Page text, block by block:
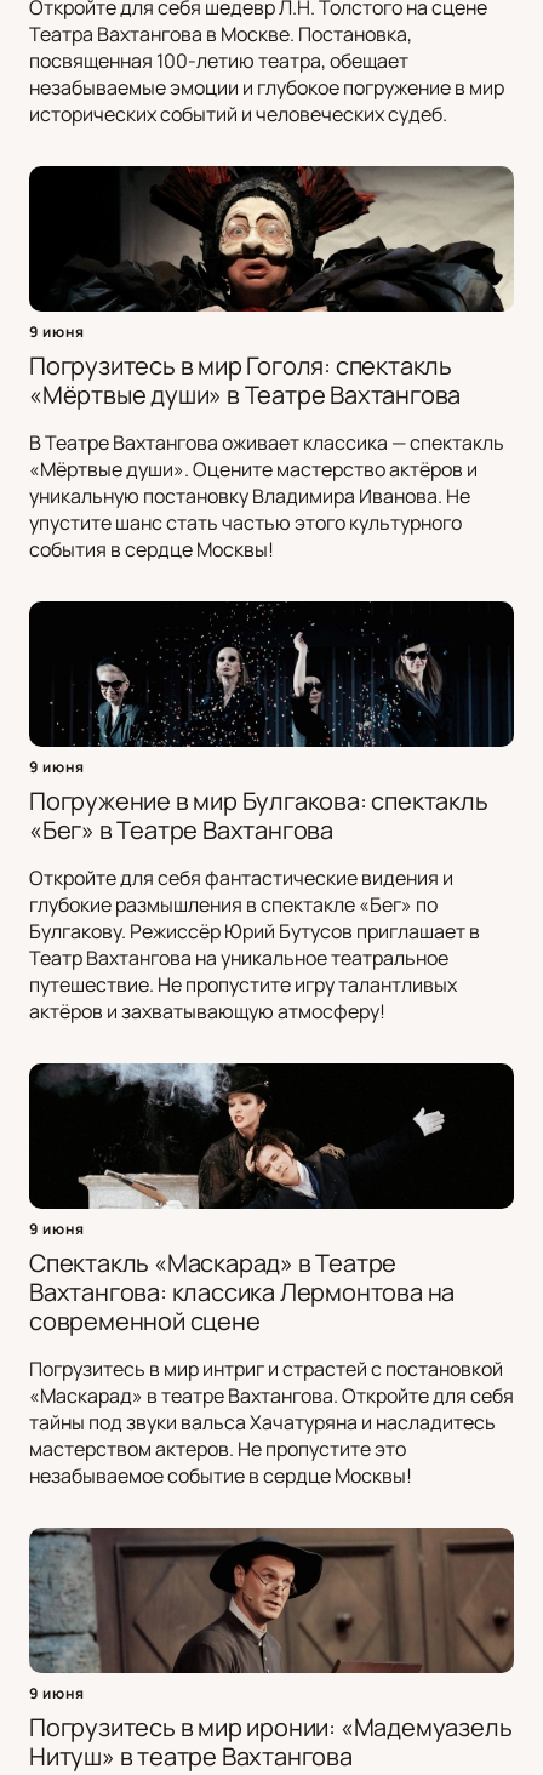
Откройте для себя шедевр Л.Н. Толстого на сцене
Театра Вахтангова в Москве. Постановка,
посвященная 100-летию театра, обещает
незабываемые эмоции и глубокое погружение в мир
исторических событий и человеческих судеб.
9 июня
Погрузитесь в мир Гоголя: спектакль
«Мёртвые души» в Театре Вахтангова
В Театре Вахтангова оживает классика — спектакль
«Мёртвые души». Оцените мастерство актёров и
уникальную постановку Владимира Иванова. Не
упустите шанс стать частью этого культурного
события в сердце Москвы!
9 июня
Погружение в мир Булгакова: спектакль
«Бег» в Театре Вахтангова
Откройте для себя фантастические видения и
глубокие размышления в спектакле «Бег» по
Булгакову. Режиссёр Юрий Бутусов приглашает в
Театр Вахтангова на уникальное театральное
путешествие. Не пропустите игру талантливых
актёров и захватывающую атмосферу!
9 июня
Спектакль «Маскарад» в Театре
Вахтангова: классика Лермонтова на
современной сцене
Погрузитесь в мир интриг и страстей с постановкой
«Маскарад» в театре Вахтангова. Откройте для себя
тайны под звуки вальса Хачатуряна и насладитесь
мастерством актеров. Не пропустите это
незабываемое событие в сердце Москвы!
9 июня
Погрузитесь в мир иронии: «Мадемуазель
Нитуш» в театре Вахтангова